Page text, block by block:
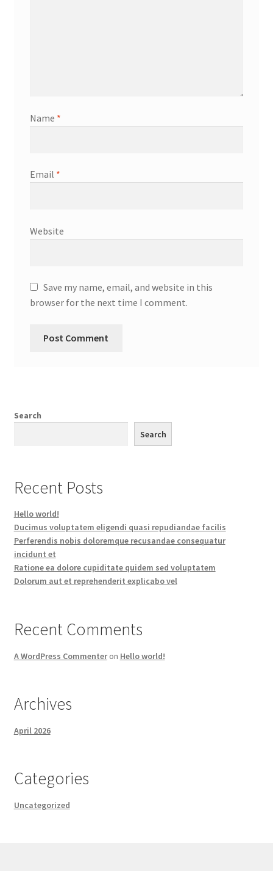
Name *
Email *
Website
Save my name, email, and website in this
browser for the next time I comment.
Search
Search
Recent Posts
Hello world!
Ducimus voluptatem eligendi quasi repudiandae facilis
Perferendis nobis doloremque recusandae consequatur
incidunt et
Ratione ea dolore cupiditate quidem sed voluptatem
Dolorum aut et reprehenderit explicabo vel
Recent Comments
A WordPress Commenteron Hello world!
Archives
April 2026
Categories
Uncategorized